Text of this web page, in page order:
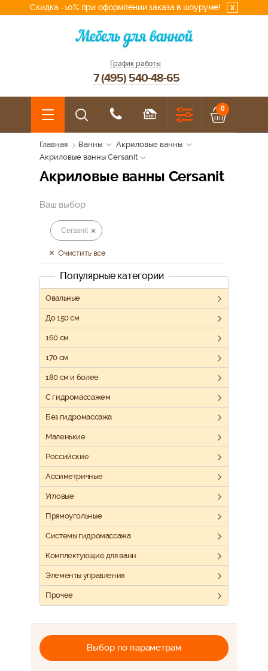
Скидка -10% при оформлении заказа в шоуруме! x
График работы
7 (495) 540-48-65
0
Главная Ванны
Акриловые ванны
Акриловые ванны Cersanit
Акриловые ванны Cersanit
Ваш выбор
Cersanit
Очистить все
Популярные категории
Овальные
До 150 см
160 см
170 см
180 см и более
C гидромассажем
Без гидромассажа
Маленькие
Российскиe
Ассиметричные
Угловые
Прямоугольные
Системы гидромассажа
Комплектующие для ванн
Элементы управления
Прочее
Выбор по параметрам